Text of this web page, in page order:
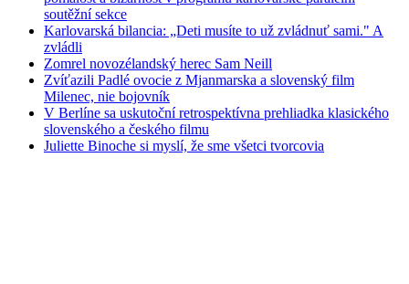
soutěžní sekce
Karlovarská bilancia: „Deti musíte to už zvládnuť sami." A
zvládli
Zomrel novozélandský herec Sam Neill
Zvíťazili Padlé ovocie z Mjanmarska a slovenský film
Milenec, nie bojovník
V Berlíne sa uskutoční retrospektívna prehliadka klasického
slovenského a českého filmu
Juliette Binoche si myslí, že sme všetci tvorcovia